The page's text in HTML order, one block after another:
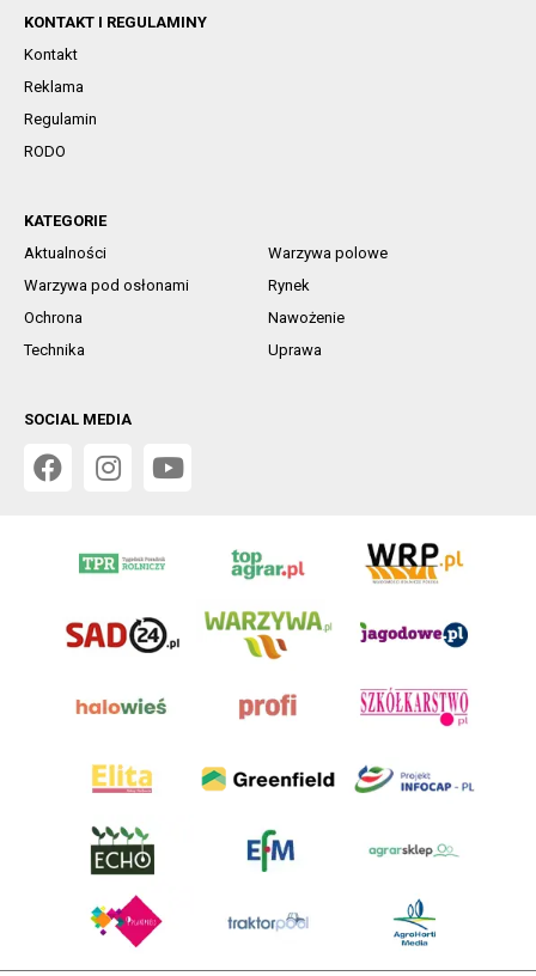
KONTAKT I REGULAMINY
Kontakt
Reklama
Regulamin
RODO
KATEGORIE
Aktualności
Warzywa polowe
Warzywa pod osłonami
Rynek
Ochrona
Nawożenie
Technika
Uprawa
SOCIAL MEDIA